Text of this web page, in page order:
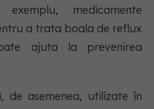
exemplu, medicamente
a trata boala de reflux
ajuta la prevenirea
de asemenea, utilizate în